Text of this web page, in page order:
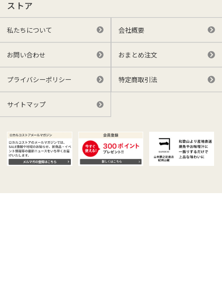
ストア
私たちについて 会社概要
お問い合わせ おまとめ注文
プライバシーポリシー 特定商取引法
サイトマップ